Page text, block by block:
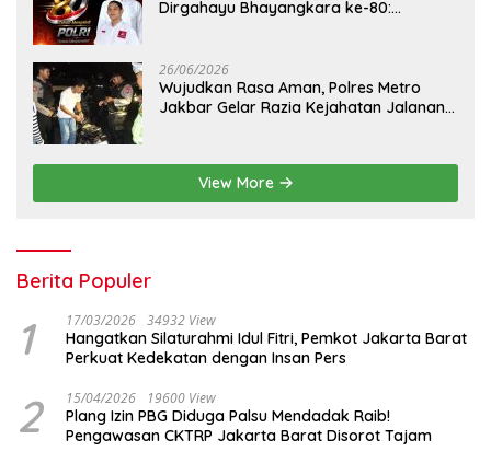
Dirgahayu Bhayangkara ke-80:
26/06/2026
Wujudkan Rasa Aman, Polres Metro
Jakbar Gelar Razia Kejahatan Jalanan
View More
Berita Populer
1 17/03/2026 34932 View
Hangatkan Silaturahmi Idul Fitri, Pemkot Jakarta Barat
Perkuat Kedekatan dengan Insan Pers
2 15/04/2026 19600 View
Plang Izin PBG Diduga Palsu Mendadak Raib!
Pengawasan CKTRP Jakarta Barat Disorot Tajam